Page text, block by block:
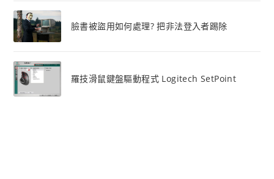
臉書被盜用如何處理? 把非法登入者踢除
羅技滑鼠鍵盤驅動程式 Logitech SetPoint